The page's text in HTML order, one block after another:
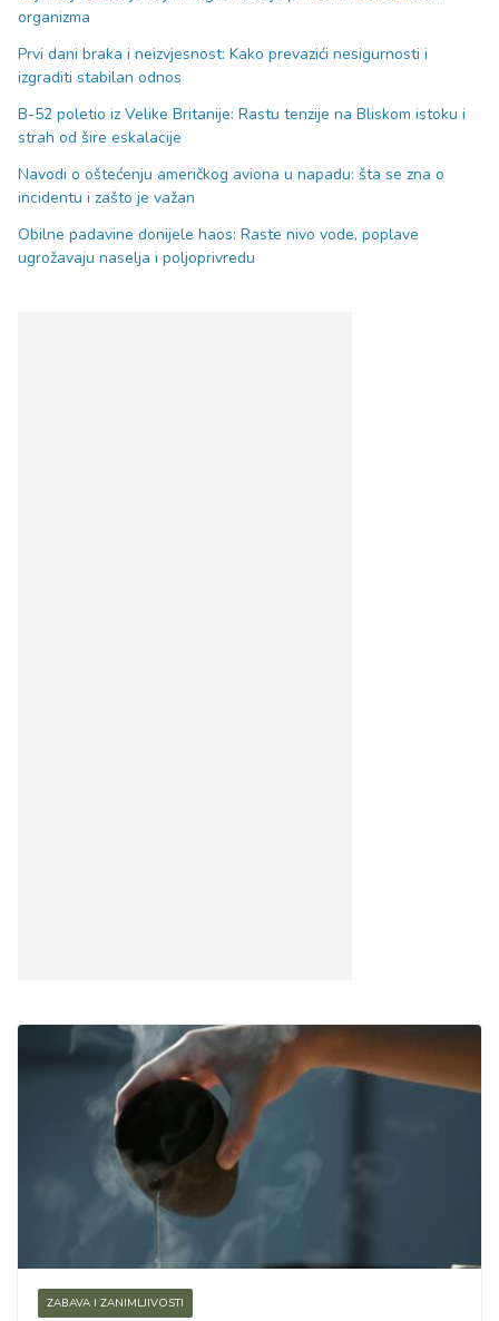
organizma
Prvi dani braka i neizvjesnost: Kako prevazići nesigurnosti i
izgraditi stabilan odnos
B-52 poletio iz Velike Britanije: Rastu tenzije na Bliskom istoku i
strah od šire eskalacije
Navodi o oštećenju američkog aviona u napadu: šta se zna o
incidentu i zašto je važan
Obilne padavine donijele haos: Raste nivo vode, poplave
ugrožavaju naselja i poljoprivredu
ZABAVA I ZANIMLJIVOSTI